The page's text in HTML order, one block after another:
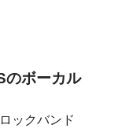
のボーカル
ックバンド